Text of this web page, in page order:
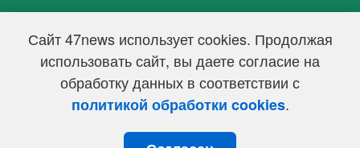
Сайт 47news использует cookies. Продолжая
использовать сайт, вы даете согласие на
обработку данных в соответствии с
политикой обработки cookies.
47 новостей (47 news)2005 — 2026 г.
Свидетельство о регистрации СМИ Эл № ФС 77-39848, выдано
Федеральной службой по надзору в сфере связи,
информационных технологий и массовых коммуникаций